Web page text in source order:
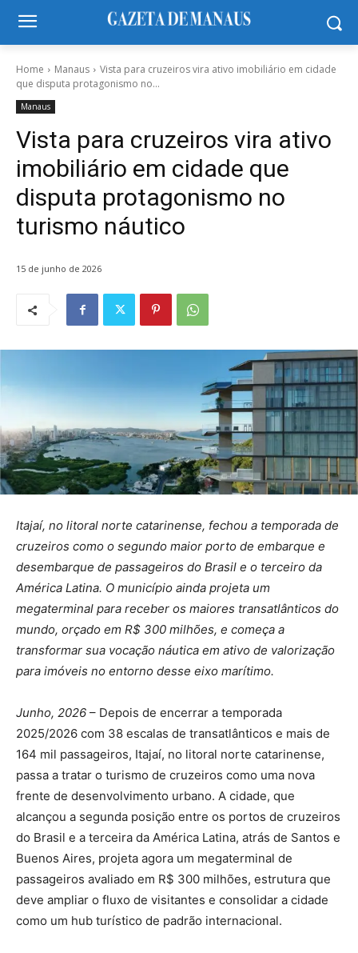
Home Manaus
Vista para cruzeiros vira ativo imobiliário em cidade
que disputa protagonismo no...
Manaus
Vista para cruzeiros vira ativo
imobiliário em cidade que
disputa protagonismo no
turismo náutico
15 de junho de 2026
Itajaí, no litoral norte catarinense, fechou a temporada de
cruzeiros como o segundo maior porto de embarque e
desembarque de passageiros do Brasil e o terceiro da
América Latina. O município ainda projeta um
megaterminal para receber os maiores transatlânticos do
mundo, orçado em R$ 300 milhões, e começa a
transformar sua vocação náutica em ativo de valorização
para imóveis no entorno desse eixo marítimo.
Junho, 2026 – Depois de encerrar a temporada
2025/2026 com 38 escalas de transatlânticos e mais de
164 mil passageiros, Itajaí, no litoral norte catarinense,
passa a tratar o turismo de cruzeiros como uma nova
frente de desenvolvimento urbano. A cidade, que
alcançou a segunda posição entre os portos de cruzeiros
do Brasil e a terceira da América Latina, atrás de Santos e
Buenos Aires, projeta agora um megaterminal de
passageiros avaliado em R$ 300 milhões, estrutura que
deve ampliar o fluxo de visitantes e consolidar a cidade
como um hub turístico de padrão internacional.